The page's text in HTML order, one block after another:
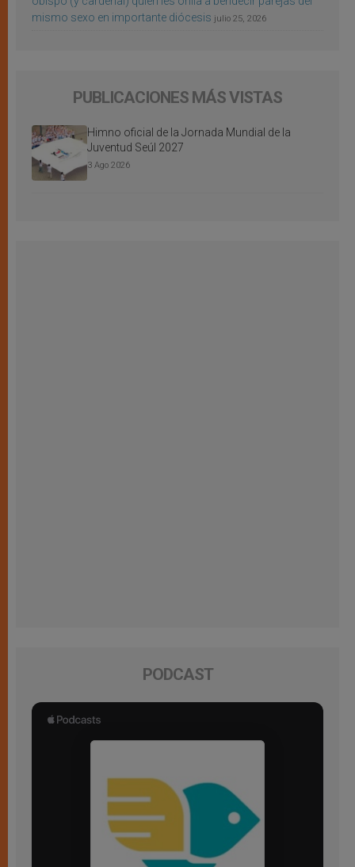
mismo sexo en importante diócesis julio 25, 2026
PUBLICACIONES MÁS VISTAS
Himno oficial de la Jornada Mundial de la
Juventud Seúl 2027
3 Ago 2026
PODCAST